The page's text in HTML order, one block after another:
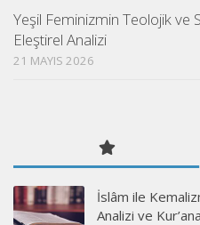
Yeşil Feminizmin Teolojik ve
Eleştirel Analizi
21 MAYIS 2026
İslâm ile
Analizi ve